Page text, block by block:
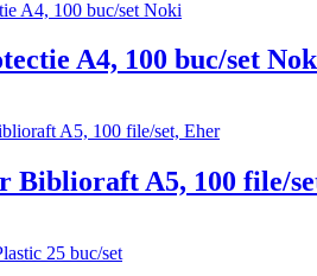
A4, 100 buc/set
Biblioraft A5, 100 file/